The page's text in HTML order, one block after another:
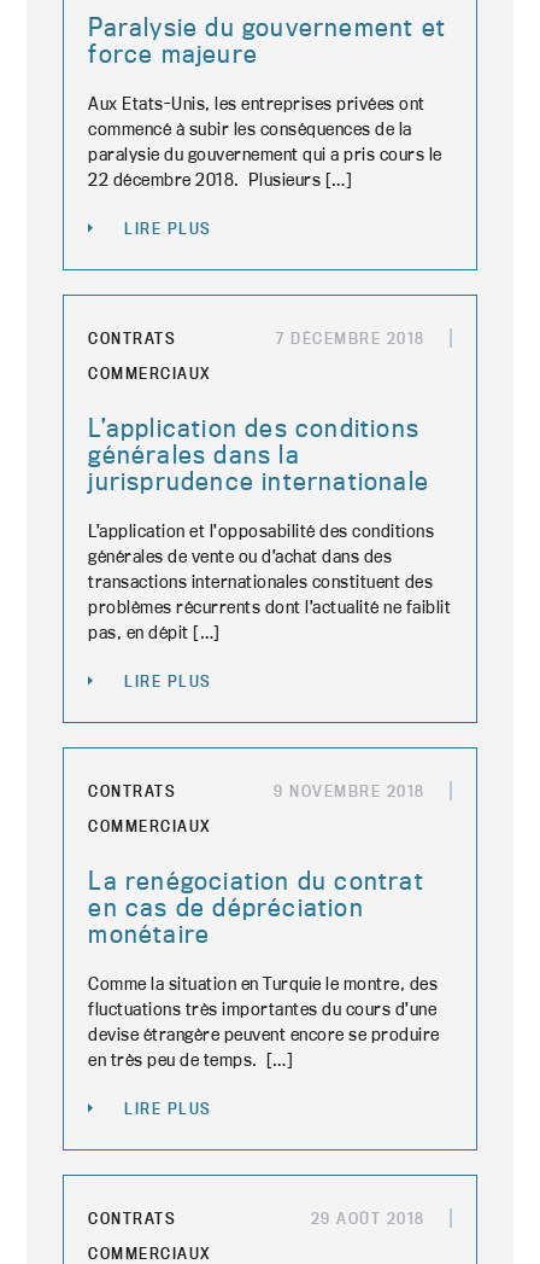
Paralysie du gouvernement et
force majeure
Aux Etats-Unis, les entreprises privées ont
commencé à subir les conséquences de la
paralysie du gouvernement qui a pris cours le
22 décembre 2018. Plusieurs […]
LIRE PLUS
CONTRATS
COMMERCIAUX
7 DÉCEMBRE 2018
L’application des conditions
générales dans la
jurisprudence internationale
L’application et l’opposabilité des conditions
générales de vente ou d’achat dans des
transactions internationales constituent des
problèmes récurrents dont l’actualité ne faiblit
pas, en dépit […]
LIRE PLUS
CONTRATS
COMMERCIAUX
9 NOVEMBRE 2018
La renégociation du contrat
en cas de dépréciation
monétaire
Comme la situation en Turquie le montre, des
fluctuations très importantes du cours d’une
devise étrangère peuvent encore se produire
en très peu de temps. […]
LIRE PLUS
CONTRATS
COMMERCIAUX
29 AOÛT 2018